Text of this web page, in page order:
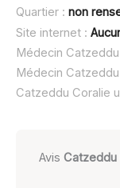
Quartier : non
Site internet :
Médecin
Médecin
Catzeddu Coralie
AvisCatzeddu